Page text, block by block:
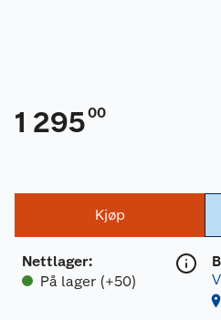
1 29500
Kjøp
Nettlager:
På lager (+50)